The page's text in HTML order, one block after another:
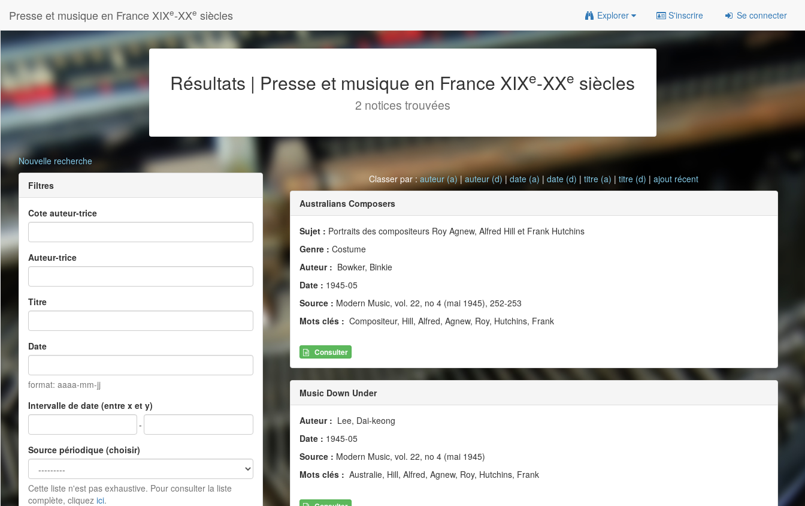
Presse et musique en France XIXe-XXe siècles Explorer S'inscrire Se connecter
Résultats | Presse et musique en France XIXe-XXe siècles
2 notices trouvées
Nouvelle recherche
Filtres
Cote auteur-trice
Auteur-trice
Titre
Date
format: aaaa-mm-jj
Intervalle de date (entre x et y)
-
Source périodique (choisir)
Cette liste n'est pas exhaustive. Pour consulter la liste
complète, cliquez ici.
Classer par :auteur (a)|auteur (d)|date (a) |date (d) |titre (a) |titre (d) |ajout récent
Australians Composers
Sujet : Portraits des compositeurs Roy Agnew, Alfred Hill et Frank Hutchins
Genre : Costume
Auteur : Bowker, Binkie
Date : 1945-05
Source : Modern Music, vol. 22, no 4 (mai 1945), 252-253
Mots clés : Compositeur, Hill, Alfred, Agnew, Roy, Hutchins, Frank
Consulter
Music Down Under
Auteur : Lee, Dai-keong
Date : 1945-05
Source : Modern Music, vol. 22, no 4 (mai 1945)
Mots clés : Australie, Hill, Alfred, Agnew, Roy, Hutchins, Frank